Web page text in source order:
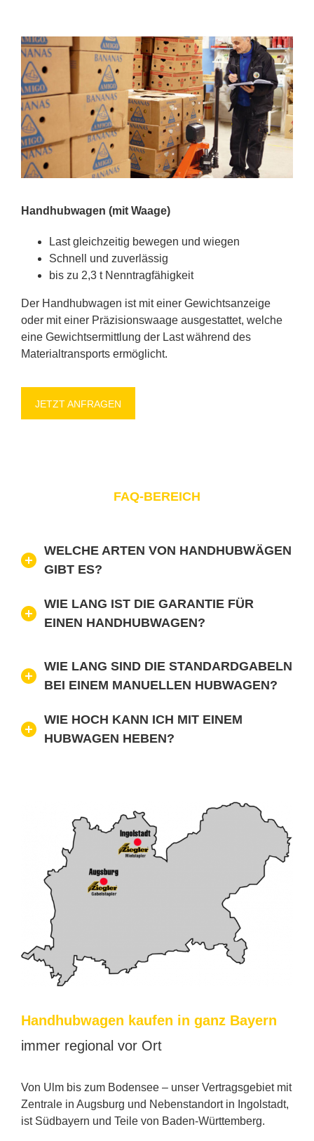
Hand­hub­wa­gen (mit Waa­ge)
Last gleich­zei­tig be­we­gen und wie­gen
Schnell und zu­ver­läs­sig
bis zu 2,3 t Nenn­trag­fä­hig­keit
Der Hand­hub­wa­gen ist mit ei­ner Ge­wichts­an­zei­ge
oder mit ei­ner Prä­zi­si­ons­waa­ge aus­ge­stat­tet, wel­che
eine Ge­wichts­er­mitt­lung der Last wäh­rend des
Ma­te­ri­al­trans­ports er­mög­licht.
JETZT AN­FRA­GEN
FAQ-BE­REICH
WEL­CHE AR­TEN VON HAND­HUB­WÄ­GEN
GIBT ES?
WIE LANG IST DIE GA­RAN­TIE FÜR
EI­NEN HAND­HUB­WA­GEN?
WIE LANG SIND DIE STAN­DARD­GA­BELN
BEI EI­NEM MA­NU­EL­LEN HUB­WA­GEN?
WIE HOCH KANN ICH MIT EI­NEM
HUB­WA­GEN HE­BEN?
Hand­hub­wa­gen kau­fen in ganz Bay­ern
im­mer re­gio­nal vor Ort
Von Ulm bis zum Bo­den­see – un­ser Ver­trags­ge­biet mit
Zen­tra­le in Augs­burg und Ne­ben­stand­ort in In­gol­stadt,
ist Süd­bay­ern und Tei­le von Ba­den-Würt­tem­berg.